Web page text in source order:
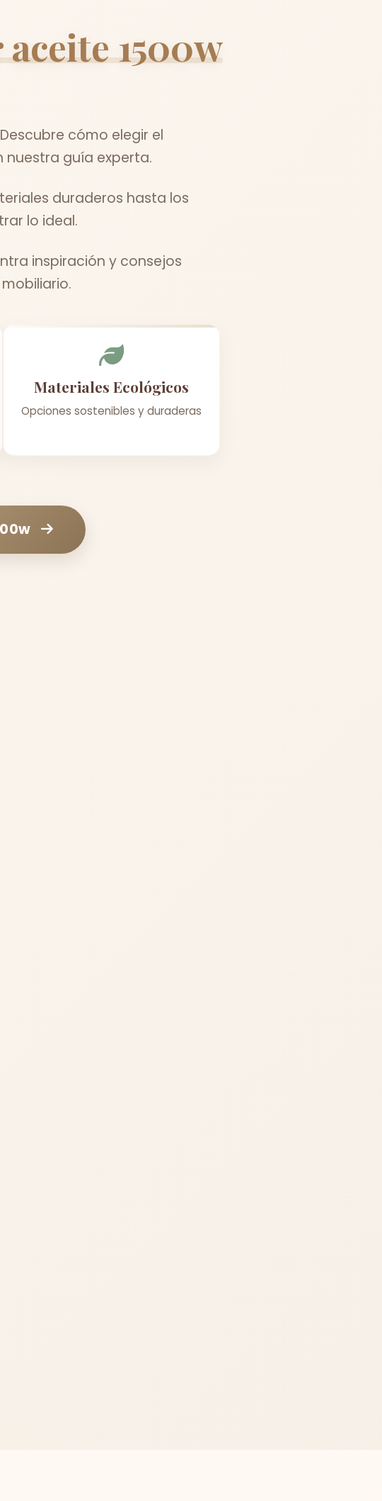
1500w
cómo elegir el
guía experta.
duraderos hasta los
lo ideal.
inspiración y consejos
Materiales Ecológicos
Opciones sostenibles y duraderas